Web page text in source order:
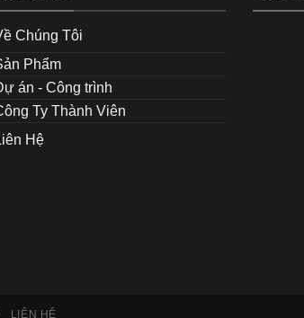
Chúng Tôi
Phẩm
án - Công trình
Ty Thành Viên
Hệ
LIÊN HỆ